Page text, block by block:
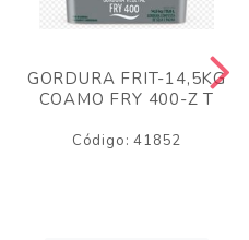
GORDURA FRIT-14,5KG
COAMO FRY 400-Z T
Código: 41852